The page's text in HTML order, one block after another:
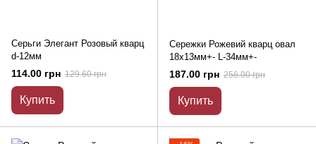
Серьги Элегант Розовый кварц
d-12мм
114.00 грн 129.60 грн
Купить
Сережки Рожевий кварц овал
18х13мм+- L-34мм+-
187.00 грн 256.00 грн
Купить